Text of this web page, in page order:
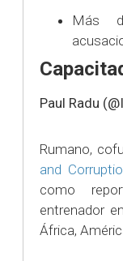
Más
Paul Radu
Rumano,
and
como
entrenador
África,